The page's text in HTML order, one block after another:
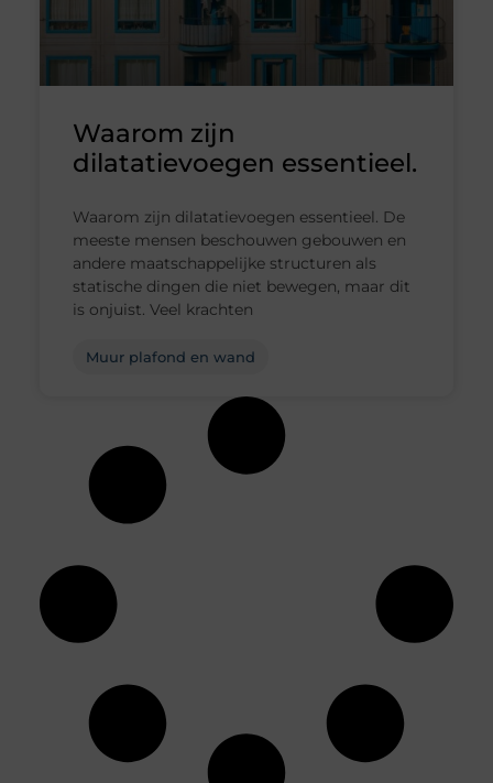
Waarom zijn
dilatatievoegen essentieel.
Waarom zijn dilatatievoegen essentieel. De
meeste mensen beschouwen gebouwen en
andere maatschappelijke structuren als
statische dingen die niet bewegen, maar dit
is onjuist. Veel krachten
Muur plafond en wand